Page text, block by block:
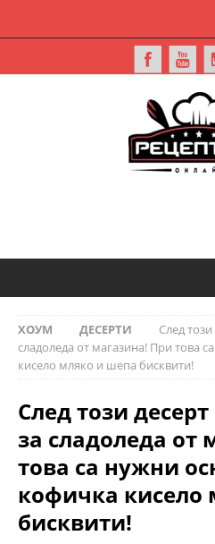
ХОУМ ДЕСЕРТИ
След
сладоледа от магазина! При това
кисело мляко и шепа бисквити!
След този
за сладоледа от
това са нужни
кофичка кисело
бисквити!